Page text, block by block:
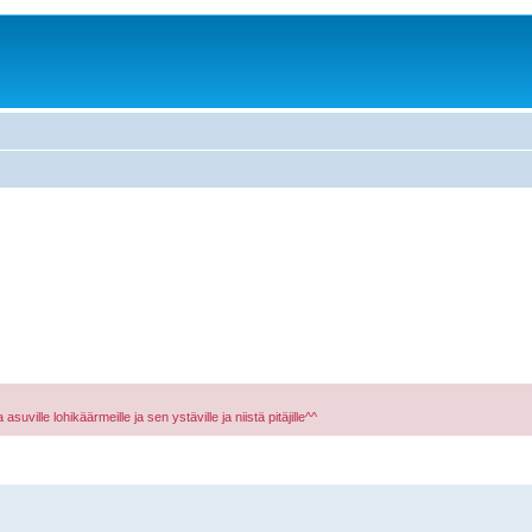
lohikäärmeille ja sen ystäville ja niistä pitäjille^^